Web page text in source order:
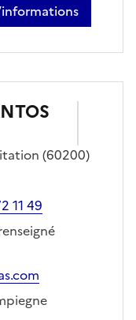
(60200)
11 49